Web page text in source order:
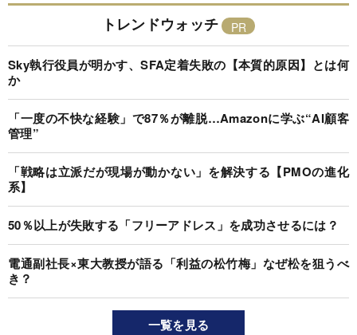
トレンドウォッチ
Sky執行役員が明かす、SFA定着失敗の【本質的原因】とは何
か
「一度の不快な経験」で87％が離脱…Amazonに学ぶ“AI顧客
管理”
「戦略は立派だが現場が動かない」を解決する【PMOの進化
系】
50％以上が失敗する「フリーアドレス」を成功させるには？
電通副社長×東大教授が語る「利益の松竹梅」なぜ松を狙うべ
き？
一覧を見る